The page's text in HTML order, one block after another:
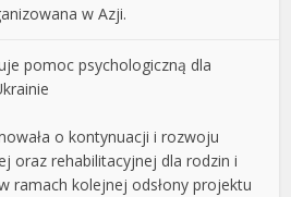
w Azji.
pomoc psychologiczną dla
o kontynuacji i rozwoju
oraz rehabilitacyjnej dla rodzin i
ramach kolejnej odsłony projektu